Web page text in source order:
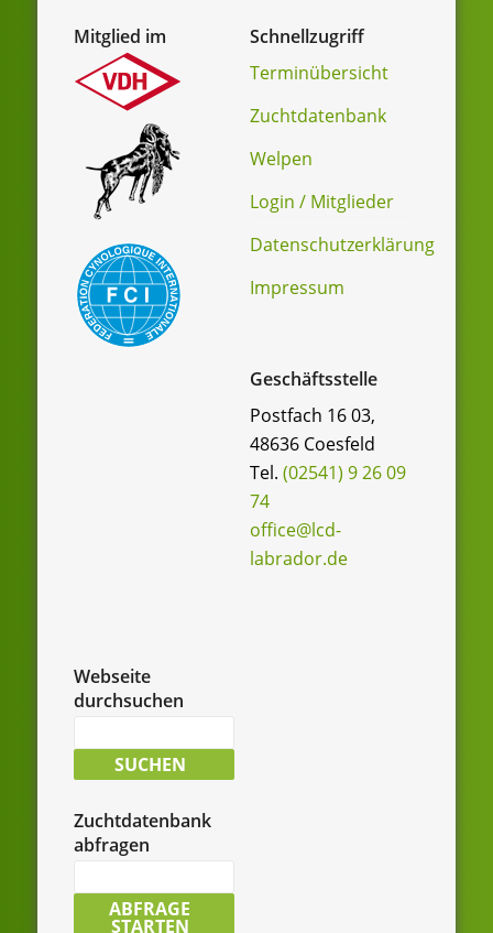
Mitglied im
Schnellzugriff
Terminübersicht
Zuchtdatenbank
Welpen
Login / Mitglieder
Datenschutzerklärung
Impressum
Geschäftsstelle
Postfach 16 03,
48636 Coesfeld
Tel. (02541) 9 26 09
74
office@lcd-
labrador.de
Webseite
durchsuchen
nach:SUCHEN
Zuchtdatenbank
abfragen
Zuchtdatenbank
ABFRAGE
STARTEN